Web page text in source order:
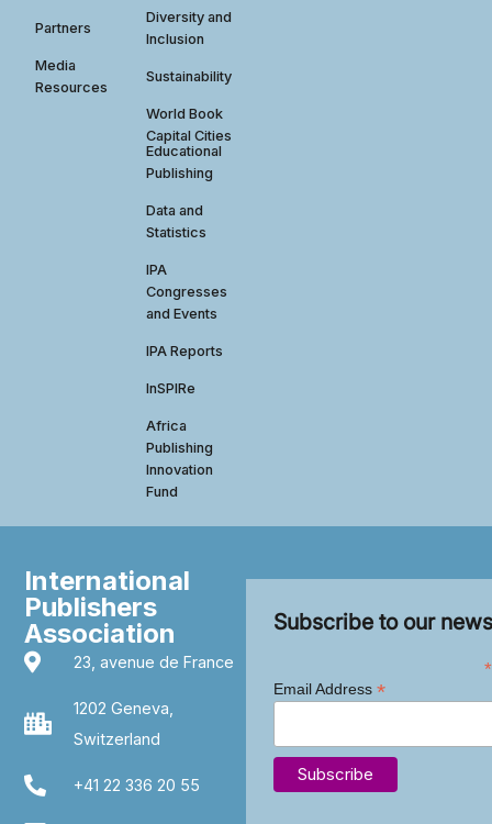
Partners
Media
Resources
Diversity and
Inclusion
Sustainability
World Book
Capital Cities
Educational
Publishing
Data and
Statistics
IPA
Congresses
and Events
IPA Reports
InSPIRe
Africa
Publishing
Innovation
Fund
International
Publishers
Association
23, avenue de France
1202 Geneva,
Switzerland
+41 22 336 20 55
Subscribe to our
*
Email Address *